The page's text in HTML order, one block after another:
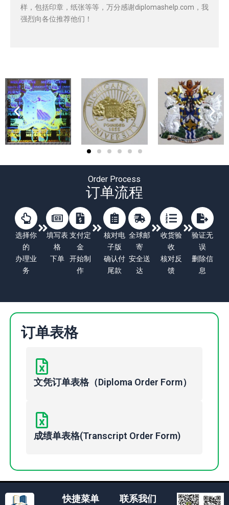
样，包括印章，纸张等等，万分感谢diplomashelp.com，我
强烈向各位推荐他们！
Order Process
订单流程
选择你
的
办理业
务
填写表
格
下单
支付定
金
开始制
作
核对电
子版
确认付
尾款
全球邮
寄
安全送
达
收货验
收
核对反
馈
验证无
误
删除信
息
订单表格
文凭订单表格（Diploma Order Form）
成绩单表格(Transcript Order Form)
快捷菜单 联系我们